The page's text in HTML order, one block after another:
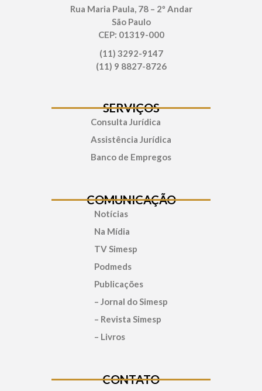
Rua Maria Paula, 78 – 2º Andar
São Paulo
CEP: 01319-000
(11) 3292-9147
(11) 9 8827-8726
SERVIÇOS
Consulta Jurídica
Assistência Jurídica
Banco de Empregos
COMUNICAÇÃO
Notícias
Na Mídia
TV Simesp
Podmeds
Publicações
– Jornal do Simesp
– Revista Simesp
– Livros
CONTATO